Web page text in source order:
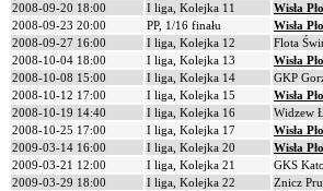
2008-09-20 18:00
I liga, Kolejka 11 Wisła
2008-09-23 20:00
PP, 1/16 finału Wisła
2008-09-27 16:00
I liga, Kolejka 12 Flota
2008-10-04 18:00
I liga, Kolejka 13 Wisła
2008-10-08 15:00
I liga, Kolejka 14 GKP
2008-10-12 17:00
I liga, Kolejka 15 Wisła
2008-10-19 14:40
I liga, Kolejka 16 Widzew
2008-10-25 17:00
I liga, Kolejka 17 Wisła
2009-03-14 16:00
I liga, Kolejka 20 Wisła
2009-03-21 12:00
I liga, Kolejka 21 GKS
2009-03-29 18:00
I liga, Kolejka 22 Znicz